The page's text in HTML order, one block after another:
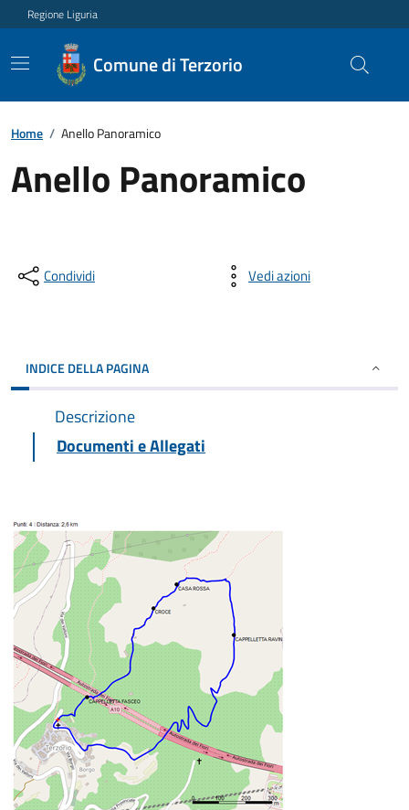
Regione Liguria
Comune di Terzorio
Home / Anello Panoramico
Anello Panoramico
Condividi Vedi azioni
INDICE DELLA PAGINA
Descrizione
Documenti e Allegati